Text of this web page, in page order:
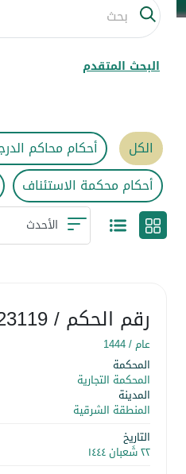
البحث المتقدم
الكل
أحكام محاكم
أحكام محكمة الاستئناف
رقم الحكم/ 4430423119
عام /1444
المحكمة
المحكمة التجارية
المدينة
المنطقة الشرقية
التاريخ
٢٢ شَعبان ١٤٤٤